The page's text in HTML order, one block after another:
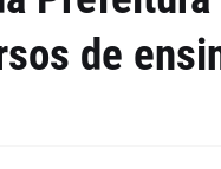
de